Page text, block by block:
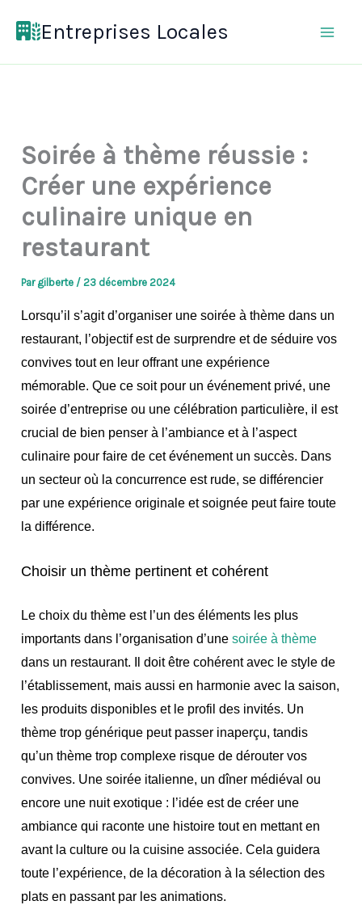
Entreprises Locales
Soirée à thème réussie :
Créer une expérience
culinaire unique en
restaurant
Par gilberte /23 décembre 2024
Lorsqu’il s’agit d’organiser une soirée à thème dans un
restaurant, l’objectif est de surprendre et de séduire vos
convives tout en leur offrant une expérience
mémorable. Que ce soit pour un événement privé, une
soirée d’entreprise ou une célébration particulière, il est
crucial de bien penser à l’ambiance et à l’aspect
culinaire pour faire de cet événement un succès. Dans
un secteur où la concurrence est rude, se différencier
par une expérience originale et soignée peut faire toute
la différence.
Choisir un thème pertinent et cohérent
Le choix du thème est l’un des éléments les plus
importants dans l’organisation d’unesoirée à thème
dans un restaurant. Il doit être cohérent avec le style de
l’établissement, mais aussi en harmonie avec la saison,
les produits disponibles et le profil des invités. Un
thème trop générique peut passer inaperçu, tandis
qu’un thème trop complexe risque de dérouter vos
convives. Une soirée italienne, un dîner médiéval ou
encore une nuit exotique : l’idée est de créer une
ambiance qui raconte une histoire tout en mettant en
avant la culture ou la cuisine associée. Cela guidera
toute l’expérience, de la décoration à la sélection des
plats en passant par les animations.